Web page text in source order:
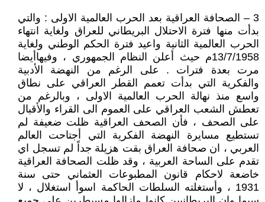
3 – الصحافة العراقية بعد الحرب العالمية الاولى : والتي
بدأت منها فترة الاحتلال البريطاني للعراق ولغاية انتهاء
الحرب العالمية الثانية واعيد فترة الحكم الوطني ولغاية
13/7/1958م حيث أعلن النظام الجمهوري ، وفيهاأيضا
مرت بعدة فترات . على الرغم من النهضة الأدبية
والفكرية التي بدأت تعمم القطر العراقي على نطاق
واسع منذ نهالة الحرب العالمية الاولى ، وبالرغم من
تعطش الشعب العراقي على العموم الى القراء والأقبال
على الصحف ، فأن الصحف العراقية ظلت ضعيفة لم
تستطيع مسايرة النهضة الفكرية التي أجتاحت العالم
العربي ، ان صحافة العراق بقت هزيلة جداً لم تسجل اي
تقدم على الساحة العربية ، وقد ظلت الصحافة العراقية
خاضعة لاحكام قانون المطبوعات العثماني حتى سنة
1931 ، وأستغلته السلطات الحاكمة اسوأ استغلال ، لا